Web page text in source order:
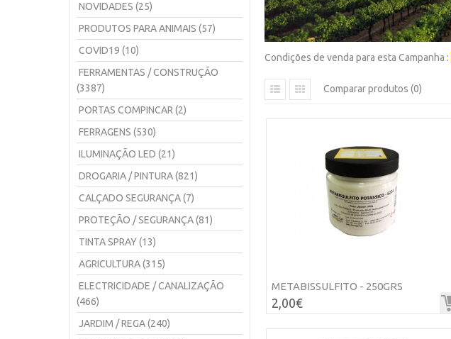
NOVIDADES (25)
PRODUTOS PARA ANIMAIS (57)
COVID19 (10)
FERRAMENTAS / CONSTRUÇÃO
(3387)
PORTAS COMPINCAR (2)
FERRAGENS (530)
ILUMINAÇÃO LED (21)
DROGARIA / PINTURA (821)
CALÇADO SEGURANÇA (7)
PROTEÇÃO / SEGURANÇA (81)
TINTA SPRAY (13)
AGRICULTURA (315)
ELECTRICIDADE / CANALIZAÇÃO
(466)
JARDIM / REGA (240)
Condições de venda para esta Campanha :
Comparar produtos (0)
METABISSULFITO - 250GRS
2,00€